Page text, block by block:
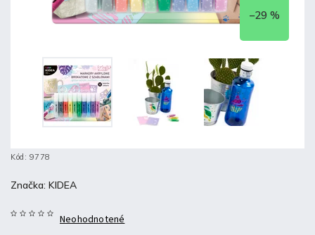
–29 %
Kód: 9778
Neohodnotené
Značka: KIDEA